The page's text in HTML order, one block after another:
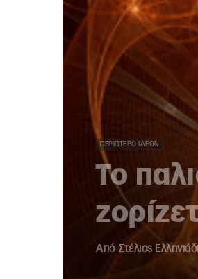
ΠΕΡΊΠΤΕΡΟ ΙΔΕΏΝ
Το
Από Στέλιος